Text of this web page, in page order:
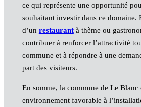
ce qui représente une opportunité
souhaitant investir dans ce domaine.
d’un restaurantà thème ou
contribuer à renforcer l’attractivité
commune et à répondre à une
part des visiteurs.
En somme, la commune de Le Blanc
environnement favorable à